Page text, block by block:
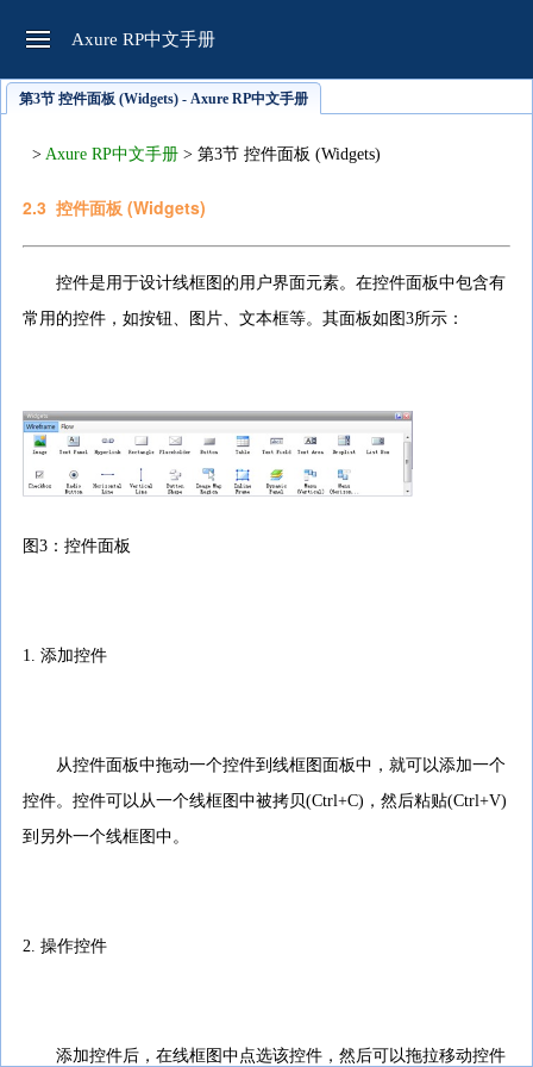
Axure RP中文手册
第3节 控件面板 (Widgets) - Axure RP中文手册
> Axure RP中文手册 > 第3节 控件面板 (Widgets)
2.3 控件面板 (Widgets)
控件是用于设计线框图的用户界面元素。在控件面板中包含有
常用的控件，如按钮、图片、文本框等。其面板如图 3所示：
图 3 ：控件面板
1. 添加控件
从控件面板中拖动一个控件到线框图面板中，就可以添加一个
控件。控件可以从一个线框图中被拷贝(Ctrl+C) ，然后粘贴(Ctrl+V)
到另外一个线框图中。
2. 操作控件
添加控件后，在线框图中点选该控件，然后可以拖拉移动控件